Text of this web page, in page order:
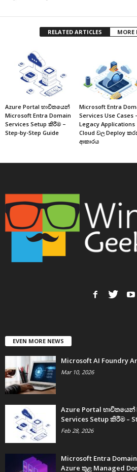
RELATED ARTICLES MORE
Azure Portal භාවිතයෙන්
Microsoft Entra Domain
Services Setup කිරීම –
Step-by-Step Guide
Microsoft Entra
Services Use Cases
Legacy Applications
Cloud වල Deploy
ආකාරය
EVEN MORE NEWS
Microsoft AI Foundry
Mar 10, 2026
Azure Portal භාවිතයෙන්
Services Setup කිරීම –
Feb 28, 2026
Microsoft Entra
Azure තුළ Managed